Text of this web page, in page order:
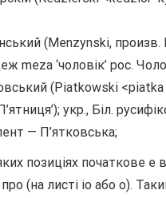
(Menzynski, произв.
meza ‘чоловік’ рос.
(Piatkowski <piatka
укр., Біл.
— П’ятковська;
позиціях початкове е
(на листі io або о).